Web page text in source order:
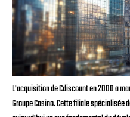
L'acquisition de Cdiscount en 2000 a
Groupe Casino. Cette filiale spécialisée